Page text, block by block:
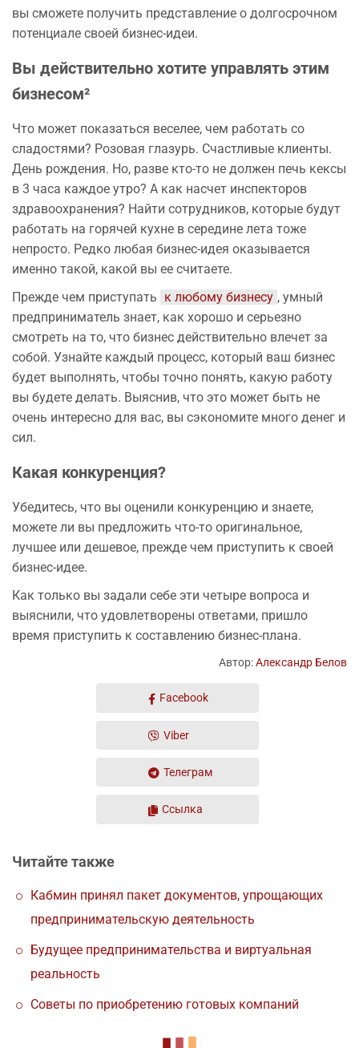
вы сможете получить представление о долгосрочном
потенциале своей бизнес-идеи.
Вы действительно хотите управлять этим
бизнесом²
Что может показаться веселее, чем работать со
сладостями? Розовая глазурь. Счастливые клиенты.
День рождения. Но, разве кто-то не должен печь кексы
в 3 часа каждое утро? А как насчет инспекторов
здравоохранения? Найти сотрудников, которые будут
работать на горячей кухне в середине лета тоже
непросто. Редко любая бизнес-идея оказывается
именно такой, какой вы ее считаете.
Прежде чем приступать к любому бизнесу , умный
предприниматель знает, как хорошо и серьезно
смотреть на то, что бизнес действительно влечет за
собой. Узнайте каждый процесс, который ваш бизнес
будет выполнять, чтобы точно понять, какую работу
вы будете делать. Выяснив, что это может быть не
очень интересно для вас, вы сэкономите много денег и
сил.
Какая конкуренция?
Убедитесь, что вы оценили конкуренцию и знаете,
можете ли вы предложить что-то оригинальное,
лучшее или дешевое, прежде чем приступить к своей
бизнес-идее.
Как только вы задали себе эти четыре вопроса и
выяснили, что удовлетворены ответами, пришло
время приступить к составлению бизнес-плана.
Автор:Александр Белов
Facebook
Viber
Телеграм
Ссылка
Читайте также
Кабмин принял пакет документов, упрощающих
предпринимательскую деятельность
Будущее предпринимательства и виртуальная
реальность
Советы по приобретению готовых компаний